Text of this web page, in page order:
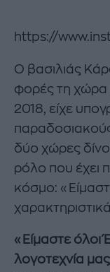
https://
Ο βασιλιάς
φορές τη χώρα
2018, είχε
δύο χώρες
ρόλο που έχει
κόσμο:
«Είμαστε όλοι
λογοτεχνία